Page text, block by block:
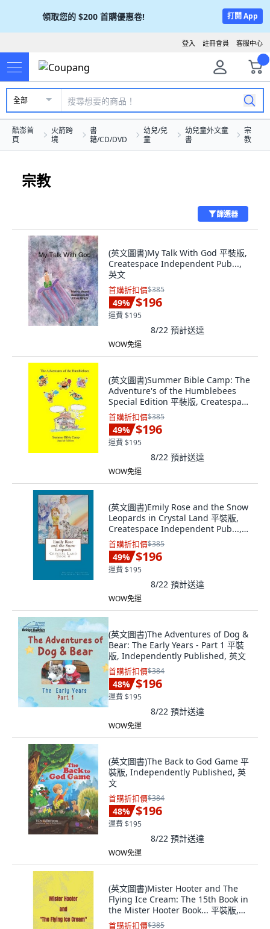
領取您的 $200 首購優惠卷! 打開 App
客服中心
註冊會員
登入
全部
酷澎首
頁
火箭跨
境
書
籍/CD/DVD
幼兒/兒
童
幼兒童外文童
書
宗
教
宗教
篩選器
(英文圖書)My Talk With God 平裝版,
Createspace Independent Pub...,
英文
首購折扣價$385
49% $196
運費 $195
8/22 預計送達
WOW免運
(英文圖書)Summer Bible Camp: The
Adventure's of the Humblebees
Special Edition 平裝版, Createspace
Independent Pub..., 英文
首購折扣價$385
49% $196
運費 $195
8/22 預計送達
WOW免運
(英文圖書)Emily Rose and the Snow
Leopards in Crystal Land 平裝版,
Createspace Independent Pub...,
英文
首購折扣價$385
49% $196
運費 $195
8/22 預計送達
WOW免運
(英文圖書)The Adventures of Dog &
Bear: The Early Years - Part 1 平裝
版, Independently Published, 英文
首購折扣價$384
48% $196
運費 $195
8/22 預計送達
WOW免運
(英文圖書)The Back to God Game 平
裝版, Independently Published, 英
文
首購折扣價$384
48% $196
運費 $195
8/22 預計送達
WOW免運
(英文圖書)Mister Hooter and The
Flying Ice Cream: The 15th Book in
the Mister Hooter Book... 平裝版,
Independently Published, 英文
首購折扣價$385